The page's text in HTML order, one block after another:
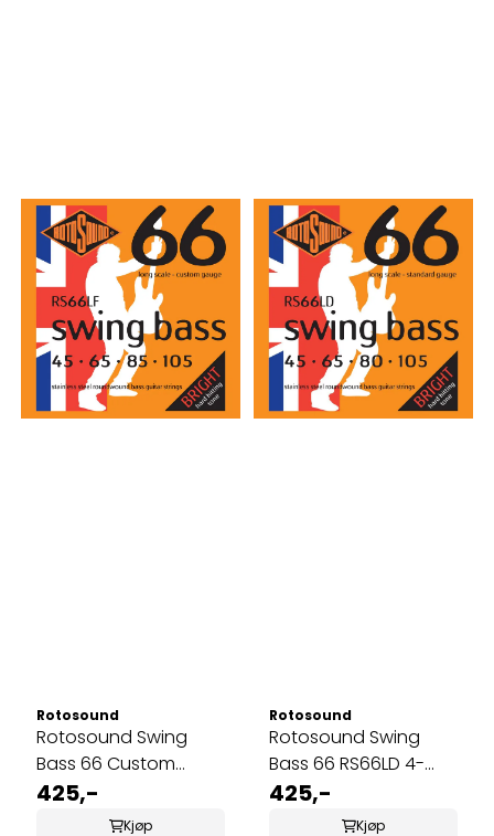
Rotosound
Rotosound Swing
Bass 66 Custom
RS66LF 45-105
basstrenger
425,-
Kjøp
Rotosound
Rotosound Swing
Bass 66 RS66LD 4-
strengs 045-105
basstrenger
425,-
Kjøp